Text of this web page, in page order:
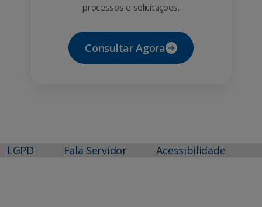
processos e solicitações.
Consultar Agora
LGPD Fala Servidor Acessibilidade